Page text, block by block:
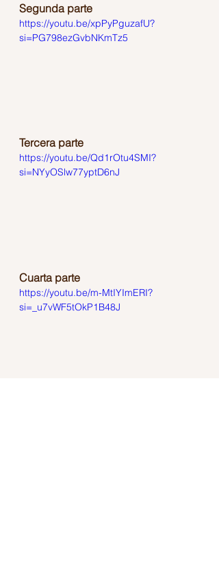
Segunda parte
https://youtu.be/xpPyPguzafU?
si=PG798ezGvbNKmTz5
Tercera parte
https://youtu.be/Qd1rOtu4SMI?
si=NYyOSlw77yptD6nJ
Cuarta parte
https://youtu.be/m-MtIYImERI?
si=_u7vWF5tOkP1B48J